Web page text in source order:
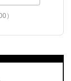
）